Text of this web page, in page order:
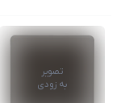
تصویر
به زودی